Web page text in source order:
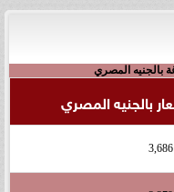
بالجنيه المصري
بالجنيه المصري